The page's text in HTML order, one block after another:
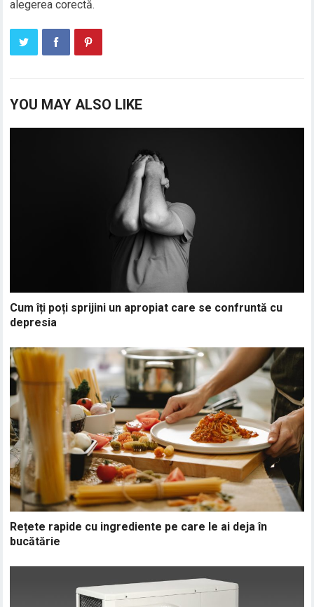
alegerea corectă.
YOU MAY ALSO LIKE
Cum îți poți sprijini un apropiat care se confruntă cu
depresia
Rețete rapide cu ingrediente pe care le ai deja în
bucătărie